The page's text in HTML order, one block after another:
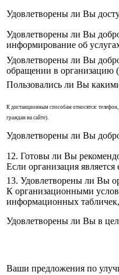
Удовлетворены ли Вы
Удовлетворены ли Вы
информирование об
Удовлетворены ли Вы
обращении в организацию
Пользовались ли Вы
К дистанционным способам относятся:
граждан на сайте).
Удовлетворены ли Вы
12. Готовы ли Вы
Если организация
13. Удовлетворены ли Вы
К организационными
информационных
Удовлетворены ли Вы в
Ваши предложения по